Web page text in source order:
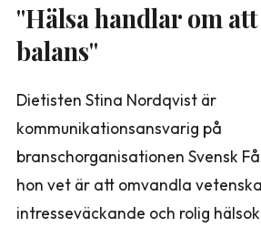
"Hälsa handlar om
balans"
Dietisten Stina Nordqvist är
kommunikationsansvarig på
branschorganisationen Svensk
hon vet är att omvandla
intresseväckande och rolig